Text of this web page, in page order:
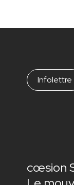
Infolettre
cœsion